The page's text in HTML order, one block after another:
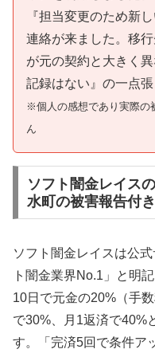
『担当変更のため新
連絡が来ました。移
が元の契約と大きく
記録はない』の一点張
※個人の感想であり実際の
ん
ソフト闇金レイス
水町の被害報告付き
ソフト闇金レイスは公
ト闇金業界No.1」と明
10日で元金の20%（手
で30%、月1返済で40%
す。「完済5回で条件ア